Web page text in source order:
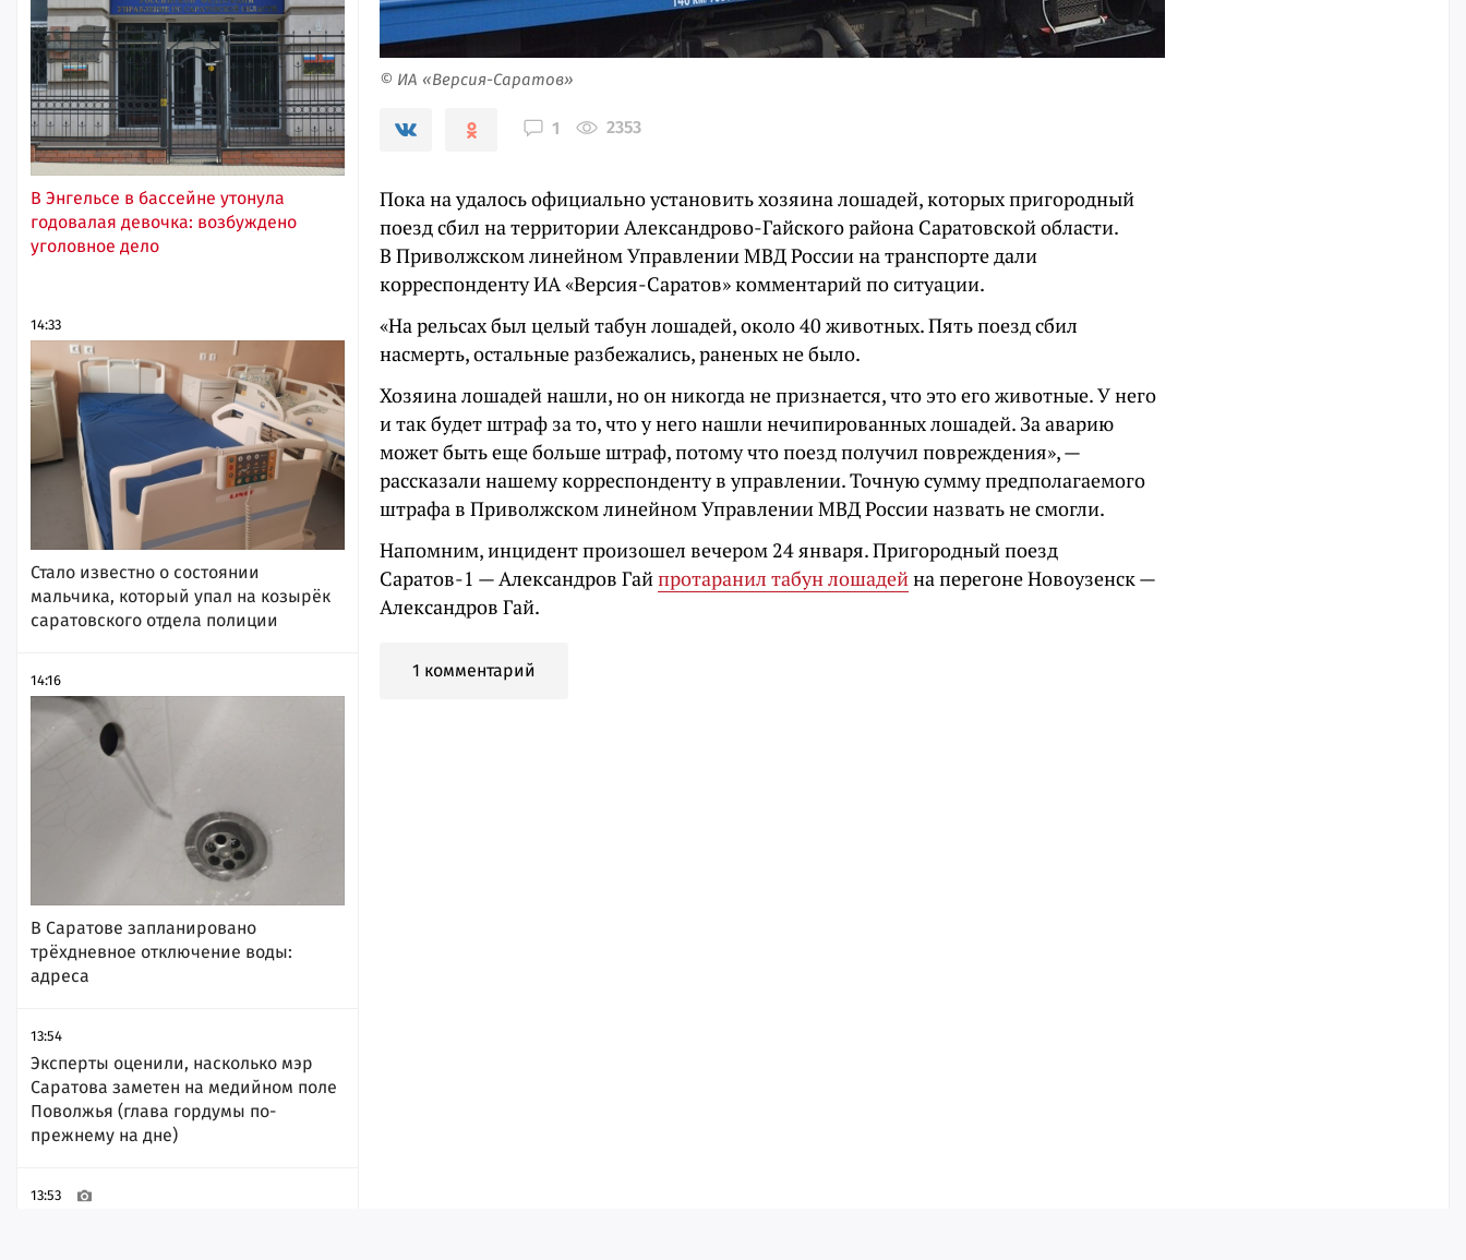
В Энгельсе в бассейне утонула
годовалая девочка: возбуждено
уголовное дело
14:33
Стало известно о состоянии
мальчика, который упал на козырёк
саратовского отдела полиции
14:16
В Саратове запланировано
трёхдневное отключение воды:
адреса
13:54
Эксперты оценили, насколько мэр
Саратова заметен на медийном поле
Поволжья (глава гордумы по-
прежнему на дне)
13:53
© ИА «Версия-Саратов»
1 2353
Пока на удалось официально установить хозяина лошадей, которых пригородный
поезд сбил на территории Александрово-Гайского района Саратовской области.
В Приволжском линейном Управлении МВД России на транспорте дали
корреспонденту ИА «Версия-Саратов» комментарий по ситуации.
«На рельсах был целый табун лошадей, около 40 животных. Пять поезд сбил
насмерть, остальные разбежались, раненых не было.
Хозяина лошадей нашли, но он никогда не признается, что это его животные. У него
и так будет штраф за то, что у него нашли нечипированных лошадей. За аварию
может быть еще больше штраф, потому что поезд получил повреждения», —
рассказали нашему корреспонденту в управлении. Точную сумму предполагаемого
штрафа в Приволжском линейном Управлении МВД России назвать не смогли.
Напомним, инцидент произошел вечером 24 января. Пригородный поезд
Саратов-1 — Александров Гайпротаранил табун лошадейна перегоне Новоузенск —
Александров Гай.
1 комментарий